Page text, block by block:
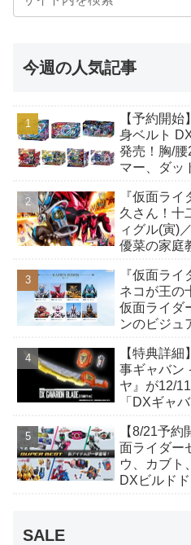
今週の人気記事
【予約開
身ベルト
発売！胸/
マー、ダッ
も！
『仮面ラ
久さん！十
ィグル(寅)
優菜の家庭
んも変身！
『仮面ラ
ネコが王の
仮面ライダ
ンのビジュ
【特典詳
事ギャバン
ヤ』が12/
「DXギャ
か豪華特典
【8/21予
面ライダー
ウ、カブト
DXビルド
SALE